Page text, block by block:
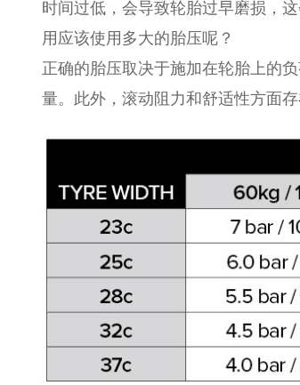
时间过低，会导致轮胎过早磨损，
用应该使用多大的胎压呢？
正确的胎压取决于施加在轮胎上的
量。此外，滚动阻力和舒适性方面存